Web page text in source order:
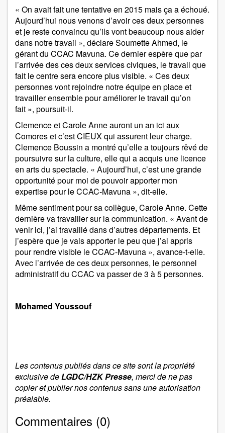
« On avait fait une tentative en 2015 mais ça a échoué.
Aujourd’hui nous venons d’avoir ces deux personnes
et je reste convaincu qu’ils vont beaucoup nous aider
dans notre travail », déclare Soumette Ahmed, le
gérant du CCAC Mavuna. Ce dernier espère que par
l’arrivée des ces deux services civiques, le travail que
fait le centre sera encore plus visible. « Ces deux
personnes vont rejoindre notre équipe en place et
travailler ensemble pour améliorer le travail qu’on
fait », poursuit-il.
Clemence et Carole Anne auront un an ici aux
Comores et c’est CIEUX qui assurent leur charge.
Clemence Boussin a montré qu’elle a toujours rêvé de
poursuivre sur la culture, elle qui a acquis une licence
en arts du spectacle. « Aujourd’hui, c’est une grande
opportunité pour moi de pouvoir apporter mon
expertise pour le CCAC-Mavuna », dit-elle.
Même sentiment pour sa collègue, Carole Anne. Cette
dernière va travailler sur la communication. « Avant de
venir ici, j’ai travaillé dans d’autres départements. Et
j’espère que je vais apporter le peu que j’ai appris
pour rendre visible le CCAC-Mavuna », avance-t-elle.
Avec l’arrivée de ces deux personnes, le personnel
administratif du CCAC va passer de 3 à 5 personnes.
Mohamed Youssouf
Les contenus publiés dans ce site sont la propriété
exclusive deLGDC/HZK Presse, merci de ne pas
copier et publier nos contenus sans une autorisation
préalable.
Commentaires (0)